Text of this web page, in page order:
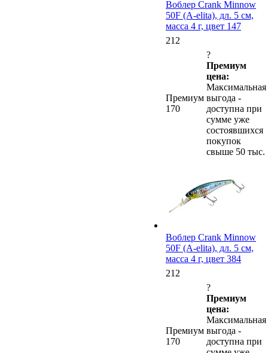
Воблер Crank Minnow
50F (A-elita), дл. 5 см,
масса 4 г, цвет 147
212
Премиум
170
?
Премиум
цена:
Максимальная
выгода -
доступна при
сумме уже
состоявшихся
покупок
свыше 50 тыс.
Воблер Crank Minnow
50F (A-elita), дл. 5 см,
масса 4 г, цвет 384
212
Премиум
170
?
Премиум
цена:
Максимальная
выгода -
доступна при